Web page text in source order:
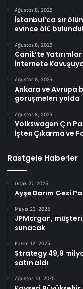
Ağustos 8, 2026
İstanbul’da sır
evinde ölü bulundu!
Ağustos 8, 2026
Canik’te
İnternete
Ağustos 8, 2026
Ankara ve Avrupa
görüşmeleri yolda
Ağustos 8, 2026
Volkswagen Çin
İşten Çıkarma ve
Rastgele Haberler
Ocak 27, 2025
Ayşe Barım Gezi
Mayıs 20, 2025
JPMorgan,
sunacak
Kasım 12, 2025
Strategy 49,9
satın aldı
Ağustos 13, 2025